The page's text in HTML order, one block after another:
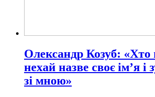
Олександр Козуб: «Хто
нехай назве своє ім’я і
зі мною»